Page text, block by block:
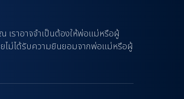
เราอาจจำเป็นต้องให้พ่อแม่หรือผู้
ไม่ได้รับความยินยอมจากพ่อแม่หรือผู้